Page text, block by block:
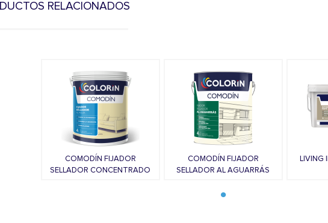
RELACIONADOS
COMODÍN FIJADOR
SELLADOR CONCENTRADO
COMODÍN FIJADOR
SELLADOR AL AGUARRÁS
LIVING